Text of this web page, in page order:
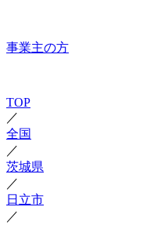
事業主の方
TOP
／
全国
／
茨城県
／
日立市
／